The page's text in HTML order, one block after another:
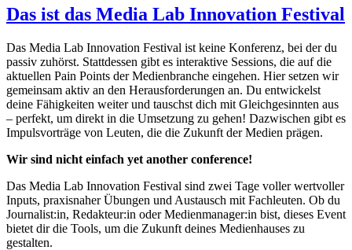
Das ist das Media Lab Innovation Festival
Das Media Lab Innovation Festival ist keine Konferenz, bei der du
passiv zuhörst. Stattdessen gibt es interaktive Sessions, die auf die
aktuellen Pain Points der Medienbranche eingehen. Hier setzen wir
gemeinsam aktiv an den Herausforderungen an. Du entwickelst
deine Fähigkeiten weiter und tauschst dich mit Gleichgesinnten aus
– perfekt, um direkt in die Umsetzung zu gehen! Dazwischen gibt es
Impulsvorträge von Leuten, die die Zukunft der Medien prägen.
Wir sind nicht einfach yet another conference!
Das Media Lab Innovation Festival sind zwei Tage voller wertvoller
Inputs, praxisnaher Übungen und Austausch mit Fachleuten. Ob du
Journalist:in, Redakteur:in oder Medienmanager:in bist, dieses Event
bietet dir die Tools, um die Zukunft deines Medienhauses zu
gestalten.